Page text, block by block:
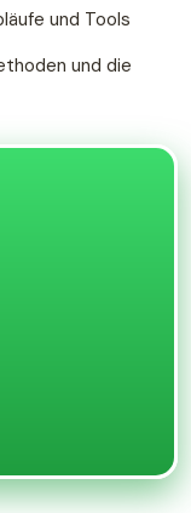
und Tools
und die